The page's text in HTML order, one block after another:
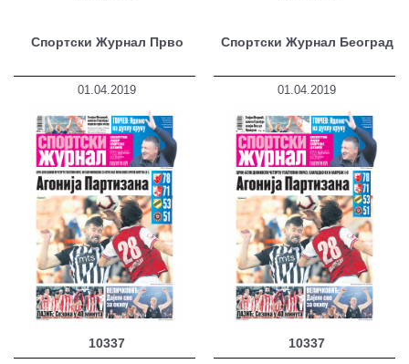
Спортски Журнал Прво
01.04.2019
10337
Спортски Журнал Београд
01.04.2019
10337